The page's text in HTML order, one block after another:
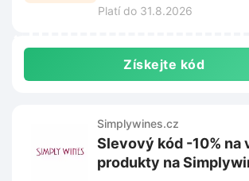
Platí do 31.8.2026
Získejte kód
Simplywines.cz
Slevový kód -10% na
produkty na